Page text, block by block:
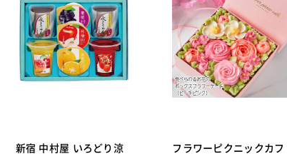
新宿 中村屋 いろどり涼
フラワーピクニックカフ